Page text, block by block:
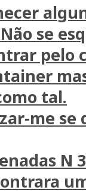
se
pelo
tal.
me se
N